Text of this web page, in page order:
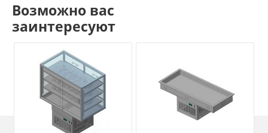
Возможно вас
заинтересуют